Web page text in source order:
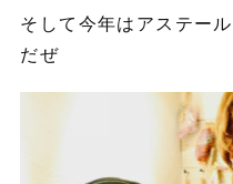
そして今年はアステー
だぜ